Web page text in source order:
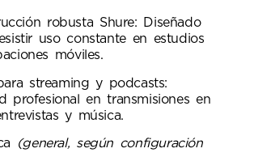
robusta Shure: Diseñado
uso constante en estudios
móviles.
streaming y podcasts:
profesional en transmisiones en
y música.
(general, según configuración